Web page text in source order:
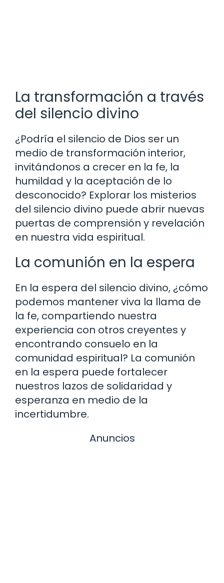
La transformación a través
del silencio divino
¿Podría el silencio de Dios ser un
medio de transformación interior,
invitándonos a crecer en la fe, la
humildad y la aceptación de lo
desconocido? Explorar los misterios
del silencio divino puede abrir nuevas
puertas de comprensión y revelación
en nuestra vida espiritual.
La comunión en la espera
En la espera del silencio divino, ¿cómo
podemos mantener viva la llama de
la fe, compartiendo nuestra
experiencia con otros creyentes y
encontrando consuelo en la
comunidad espiritual? La comunión
en la espera puede fortalecer
nuestros lazos de solidaridad y
esperanza en medio de la
incertidumbre.
Anuncios